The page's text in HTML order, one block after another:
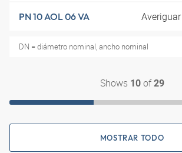
PN 10 AOL 06 VA
DN = diámetro nominal, ancho nominal
Shows 10of29
MOSTRAR TODO